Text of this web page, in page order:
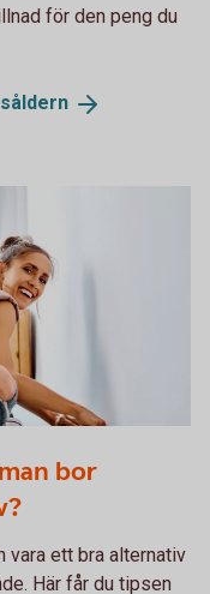
för den peng du
bor
vara ett bra alternativ
Här får du tipsen